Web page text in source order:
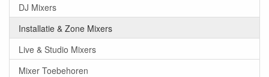
DJ Mixers
Installatie & Zone Mixers
Live & Studio Mixers
Mixer Toebehoren